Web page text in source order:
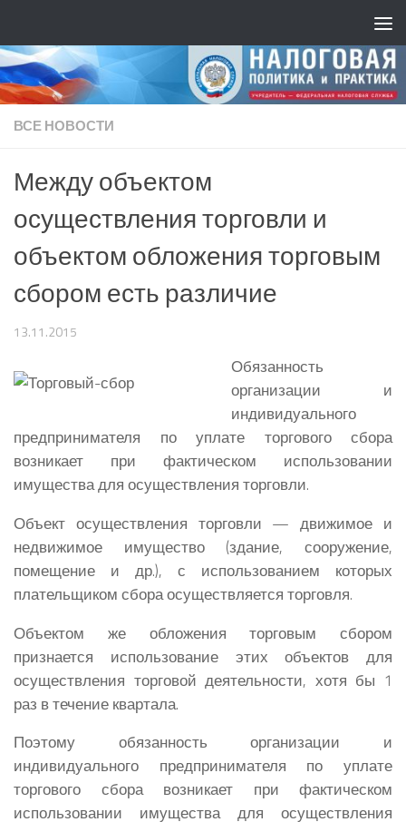
ВСЕ НОВОСТИ
Между объектом
осуществления торговли и
объектом обложения торговым
сбором есть различие
13.11.2015
Обязанность
организации и
индивидуального
предпринимателя по уплате торгового сбора
возникает при фактическом использовании
имущества для осуществления торговли.
Объект осуществления торговли — движимое и
недвижимое имущество (здание, сооружение,
помещение и др.), с использованием которых
плательщиком сбора осуществляется торговля.
Объектом же обложения торговым сбором
признается использование этих объектов для
осуществления торговой деятельности, хотя бы 1
раз в течение квартала.
Поэтому обязанность организации и
индивидуального предпринимателя по уплате
торгового сбора возникает при фактическом
использовании имущества для осуществления